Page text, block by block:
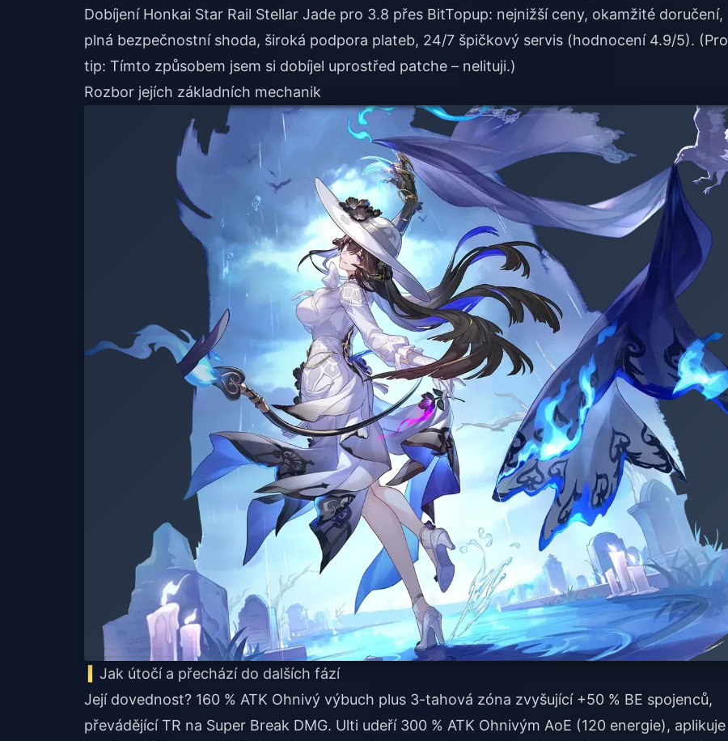
Dobíjení Honkai Star Rail Stellar Jade pro 3.8 přes BitTopup: nejnižší ceny, okamžité doručení,
plná bezpečnostní shoda, široká podpora plateb, 24/7 špičkový servis (hodnocení 4.9/5). (Pro
tip: Tímto způsobem jsem si dobíjel uprostřed patche – nelituji.)
Rozbor jejích základních mechanik
Jak útočí a přechází do dalších fází
Její dovednost? 160 % ATK Ohnivý výbuch plus 3-tahová zóna zvyšující +50 % BE spojenců,
převádějící TR na Super Break DMG. Ulti udeří 300 % ATK Ohnivým AoE (120 energie), aplikuje